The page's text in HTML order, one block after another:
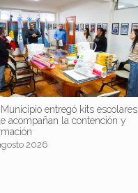
Municipio entregó kits escolares
acompañan la contención y
2026